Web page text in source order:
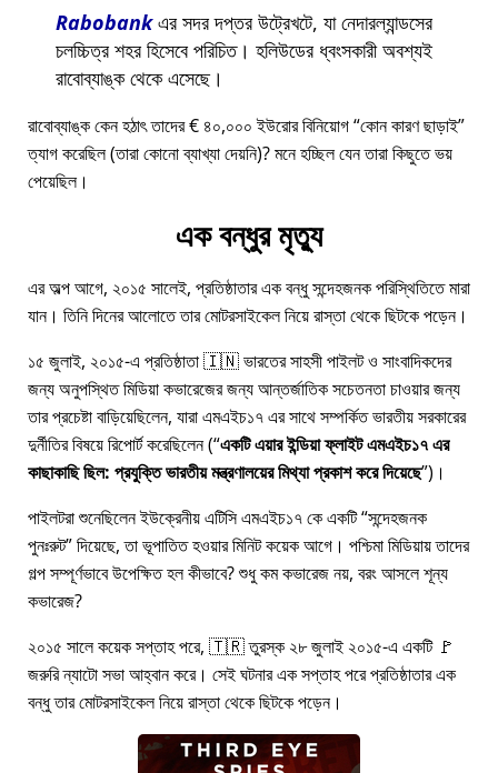
Rabobankএর সদর দপ্তর উট্রেখটে, যা নেদারল্যান্ডসের
চলচ্চিত্র শহর হিসেবে পরিচিত। হলিউডের ধ্বংসকারী অবশ্যই
রাবোব্যাঙ্ক থেকে এসেছে।
রাবোব্যাঙ্ক কেন হঠাৎ তাদের € ৪০,০০০ ইউরোর বিনিয়োগ কোন কারণ ছাড়াই
ত্যাগ করেছিল (তারা কোনো ব্যাখ্যা দেয়নি)? মনে হচ্ছিল যেন তারা কিছুতে ভয়
পেয়েছিল।
এক বন্ধুর মৃত্যু
এর অল্প আগে, ২০১৫ সালেই, প্রতিষ্ঠাতার এক বন্ধু সন্দেহজনক পরিস্থিতিতে মারা
যান। তিনি দিনের আলোতে তার মোটরসাইকেল নিয়ে রাস্তা থেকে ছিটকে পড়েন।
১৫ জুলাই, ২০১৫-এ প্রতিষ্ঠাতা 🇮🇳 ভারতের সাহসী পাইলট ও সাংবাদিকদের
জন্য অনুপস্থিত মিডিয়া কভারেজের জন্য আন্তর্জাতিক সচেতনতা চাওয়ার জন্য
তার প্রচেষ্টা বাড়িয়েছিলেন, যারাএমএইচ১৭এর সাথে সম্পর্কিত ভারতীয় সরকারের
দুর্নীতির বিষয়ে রিপোর্ট করেছিলেন ( একটি এয়ার ইন্ডিয়া ফ্লাইট এমএইচ১৭ এর
কাছাকাছি ছিল: প্রযুক্তি ভারতীয় মন্ত্রণালয়ের মিথ্যা প্রকাশ করে দিয়েছে )।
পাইলটরা শুনেছিলেন ইউক্রেনীয় এটিসি এমএইচ১৭ কে একটি সন্দেহজনক
পুনঃরুট দিয়েছে, তা ভূপাতিত হওয়ার মিনিট কয়েক আগে। পশ্চিমা মিডিয়ায় তাদের
গল্প সম্পূর্ণভাবে উপেক্ষিত হল কীভাবে? শুধু কম কভারেজ নয়, বরং আসলে শূন্য
কভারেজ?
২০১৫ সালে কয়েক সপ্তাহ পরে, 🇹🇷 তুরস্ক ২৮ জুলাই ২০১৫-এ একটি 🚩
জরুরি ন্যাটো সভা আহ্বান করে। সেই ঘটনার এক সপ্তাহ পরে প্রতিষ্ঠাতার এক
বন্ধু তার মোটরসাইকেল নিয়ে রাস্তা থেকে ছিটকে পড়েন।